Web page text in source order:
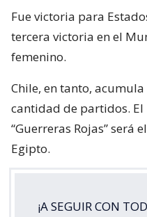
Fue victoria para
tercera victoria en el
femenino.
Chile, en tanto,
cantidad de partidos.
“Guerreras Rojas” será
Egipto.
¡A SEGUIR CON